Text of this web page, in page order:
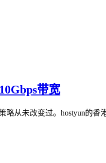
带宽
从未改变过。hostyun的香